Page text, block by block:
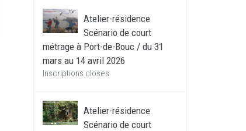
Atelier-résidence
Scénario de court
métrage à Port-de-Bouc / du 31
mars au 14 avril 2026
Inscriptions closes
Atelier-résidence
Scénario de court